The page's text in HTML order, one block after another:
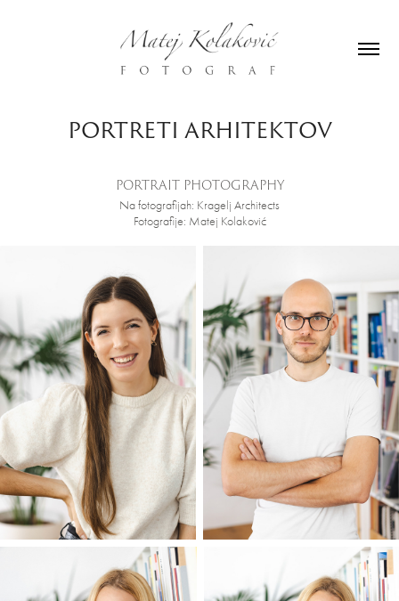
PORTRETI ARHITEKTOV
PORTRAIT PHOTOGRAPHY
Na fotografijah: Kragelj Architects
Fotografije: Matej Kolaković